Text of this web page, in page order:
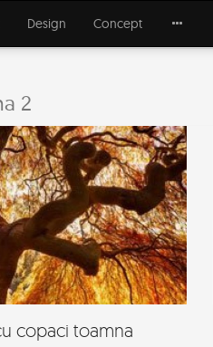
Design Concept
2
copaci toamna